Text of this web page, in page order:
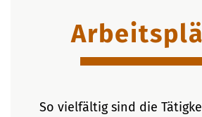
So vielfältig sind die